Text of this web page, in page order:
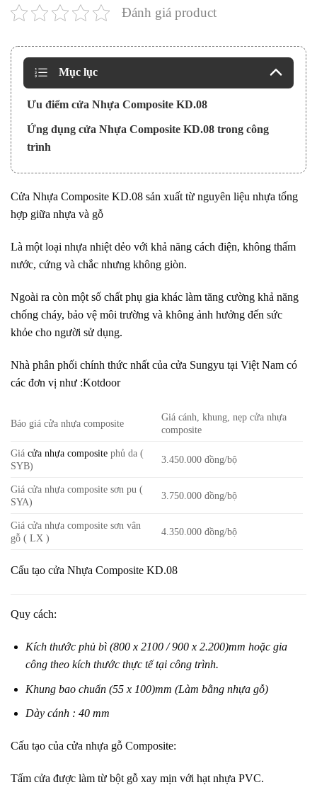
Đánh giá product
Mục lục
Ưu điểm cửa Nhựa Composite KD.08
Ứng dụng cửa Nhựa Composite KD.08 trong công
trình
Cửa Nhựa Composite KD.08 sản xuất từ nguyên liệu nhựa tổng
hợp giữa nhựa và gỗ
Là một loại nhựa nhiệt dẻo với khả năng cách điện, không thấm
nước, cứng và chắc nhưng không giòn.
Ngoài ra còn một số chất phụ gia khác làm tăng cường khả năng
chống cháy, bảo vệ môi trường và không ảnh hưởng đến sức
khỏe cho người sử dụng.
Nhà phân phối chính thức nhất của cửa Sungyu tại Việt Nam có
các đơn vị như :Kotdoor
Báo giá cửa nhựa composite
Giá cánh, khung, nẹp cửa nhựa
composite
Giá cửa nhựa composite phủ da (
SYB)
3.450.000 đồng/bộ
Giá cửa nhựa composite sơn pu (
SYA)
3.750.000 đồng/bộ
Giá cửa nhựa composite sơn vân
gỗ ( LX )
4.350.000 đồng/bộ
Cấu tạo cửa Nhựa Composite KD.08
Quy cách:
Kích thước phủ bì (800 x 2100 / 900 x 2.200)mm hoặc gia
công theo kích thước thực tế tại công trình.
Khung bao chuẩn (55 x 100)mm (Làm bằng nhựa gỗ)
Dày cánh : 40 mm
Cấu tạo của cửa nhựa gỗ Composite:
Tấm cửa được làm từ bột gỗ xay mịn với hạt nhựa PVC.